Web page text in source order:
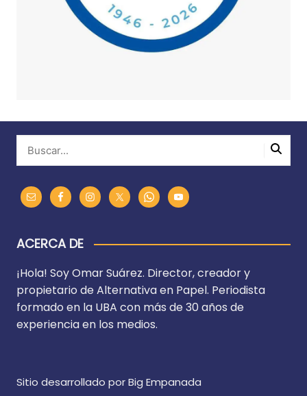
ACERCA DE
¡Hola! Soy Omar Suárez. Director, creador y
propietario de Alternativa en Papel. Periodista
formado en la UBA con más de 30 años de
experiencia en los medios.
Sitio desarrollado por Big Empanada